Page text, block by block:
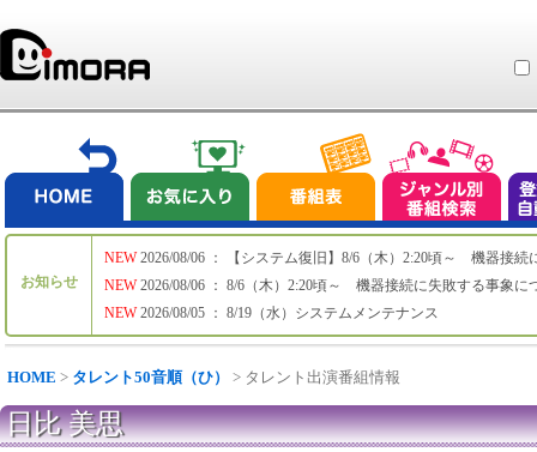
お知らせ
NEW
NEW
NEW
2026/08/06 ： 【システム復旧】8/6（木）2:20頃～ 機器接続
2026/08/06 ： 8/6（木）2:20頃～ 機器接続に失敗する事象に
2026/08/05 ： 8/19（水）システムメンテナンス
HOME > タレント50音順（ひ） > タレント出演番組情報
日比 美思